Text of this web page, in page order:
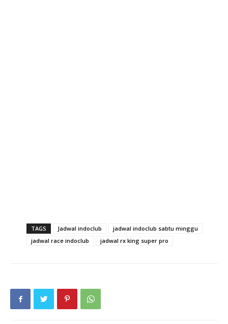
TAGS Jadwal indoclub
jadwal indoclub sabtu minggu
jadwal race indoclub
jadwal rx king super pro